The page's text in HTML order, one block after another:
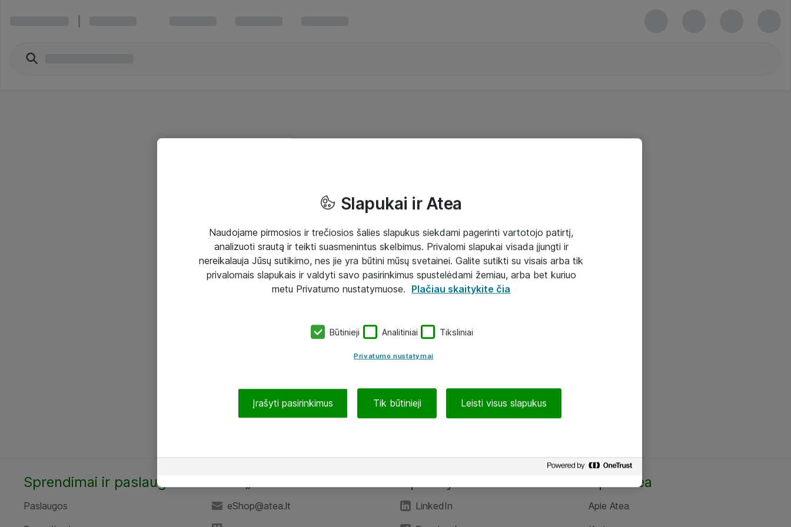
Sprendimai ir paslaugos
Paslaugos
eShop@atea.lt
LinkedIn
Apie Atea
Apie Atea
Slapukai ir Atea
Naudojame pirmosios ir trečiosios šalies slapukus siekdami pagerinti vartotojo patirtį,
analizuoti srautą ir teikti suasmenintus skelbimus. Privalomi slapukai visada įjungti ir
nereikalauja Jūsų sutikimo, nes jie yra būtini mūsų svetainei. Galite sutikti su visais arba tik
privalomais slapukais ir valdyti savo pasirinkimus spustelėdami žemiau, arba bet kuriuo
metu Privatumo nustatymuose. Plačiau skaitykite čia
Būtinieji Analitiniai Tiksliniai
Privatumo nustatymai
Įrašyti pasirinkimus Tik būtinieji Leisti visus slapukus